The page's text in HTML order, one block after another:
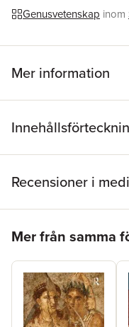
Genusvetenskap inom
Mer information
Recensioner i
Mer från samma